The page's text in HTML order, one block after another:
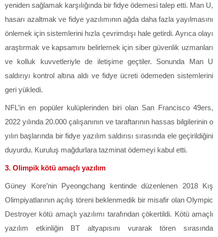
yeniden sağlamak karşılığında bir fidye ödemesi talep etti. Man U,
hasarı azaltmak ve fidye yazılımının ağda daha fazla yayılmasını
önlemek için sistemlerini hızla çevrimdışı hale getirdi. Ayrıca olayı
araştırmak ve kapsamını belirlemek için siber güvenlik uzmanları
ve kolluk kuvvetleriyle de iletişime geçtiler. Sonunda Man U
saldırıyı kontrol altına aldı ve fidye ücreti ödemeden sistemlerini
geri yükledi.
NFL’in en popüler kulüplerinden biri olan San Francisco 49ers,
2022 yılında 20.000 çalışanının ve taraftarının hassas bilgilerinin o
yılın başlarında bir fidye yazılım saldırısı sırasında ele geçirildiğini
duyurdu. Kuruluş mağdurlara tazminat ödemeyi kabul etti.
3. Olimpik kötü amaçlı yazılım
Güney Kore’nin Pyeongchang kentinde düzenlenen 2018 Kış
Olimpiyatlarının açılış töreni beklenmedik bir misafir olan Olympic
Destroyer kötü amaçlı yazılımı tarafından çökertildi. Kötü amaçlı
yazılım etkinliğin BT altyapısını vurarak tören sırasında